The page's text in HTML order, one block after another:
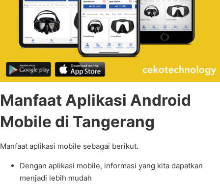
Manfaat Aplikasi Android
Mobile di Tangerang
Manfaat aplikasi mobile sebagai berikut.
Dengan aplikasi mobile, informasi yang kita dapatkan
menjadi lebih mudah